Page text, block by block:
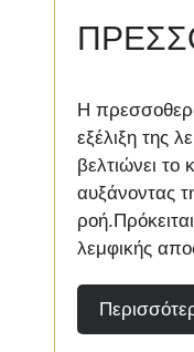
Η
εξέλιξη της
βελτιώνει
αυξάνοντας
λεμφικής